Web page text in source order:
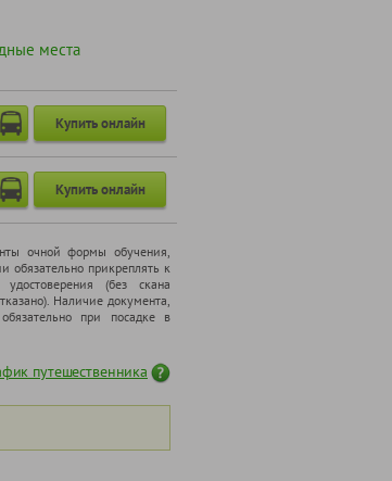
места
Купить онлайн
Купить онлайн
очной формы обучения,
обязательно прикреплять к
удостоверения (без скана
Наличие документа,
при посадке в
путешественника